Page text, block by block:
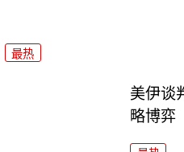
最热
美伊谈
略博弈